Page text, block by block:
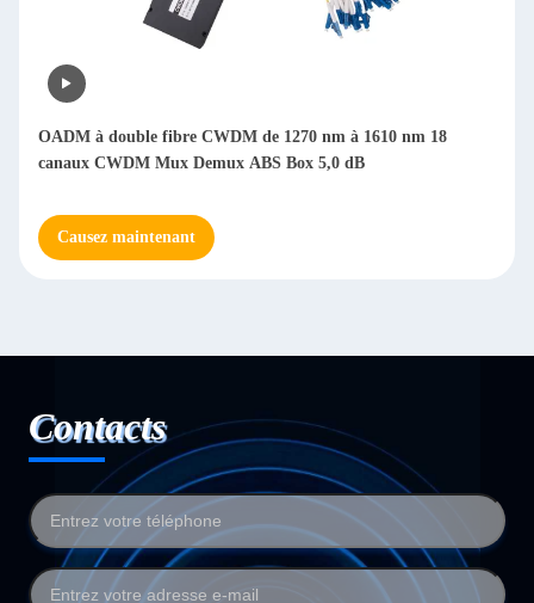
OADM à double fibre CWDM de 1270 nm à 1610 nm 18
canaux CWDM Mux Demux ABS Box 5,0 dB
Causez maintenant
Contacts